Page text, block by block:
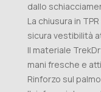
dallo
La chiusura in
sicura vestibilità
Il materiale
mani fresche e
Rinforzo sul